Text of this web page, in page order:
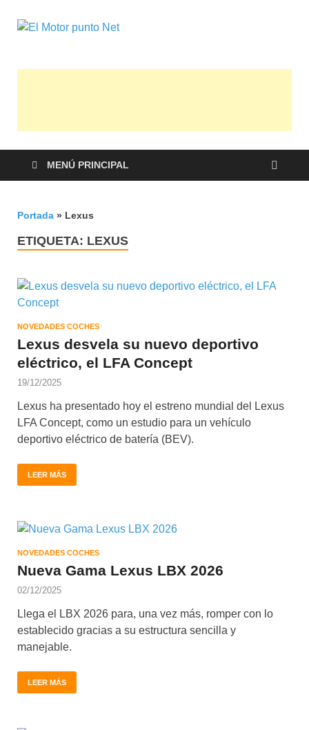
punto Net
MENÚ PRINCIPAL
Portada » Lexus
ETIQUETA: LEXUS
NOVEDADES COCHES
Lexus desvela su nuevo deportivo
eléctrico, el LFA Concept
19/12/2025
Lexus ha presentado hoy el estreno mundial del Lexus
LFA Concept, como un estudio para un vehículo
deportivo eléctrico de batería (BEV).
LEER MÁS
NOVEDADES COCHES
Nueva Gama Lexus LBX 2026
02/12/2025
Llega el LBX 2026 para, una vez más, romper con lo
establecido gracias a su estructura sencilla y
manejable.
LEER MÁS